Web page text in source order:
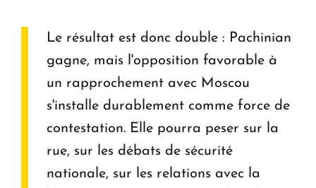
Le résultat est donc double : Pachinian
gagne, mais l'opposition favorable à
un rapprochement avec Moscou
s'installe durablement comme force de
contestation. Elle pourra peser sur la
rue, sur les débats de sécurité
nationale, sur les relations avec la